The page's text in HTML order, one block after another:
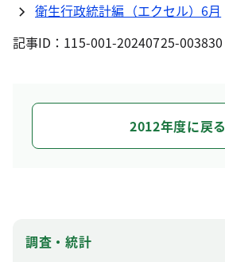
衛生行政統計編（エクセル）6月
記事ID：115-001-20240725-003830
2012年度に戻る
調査・統計